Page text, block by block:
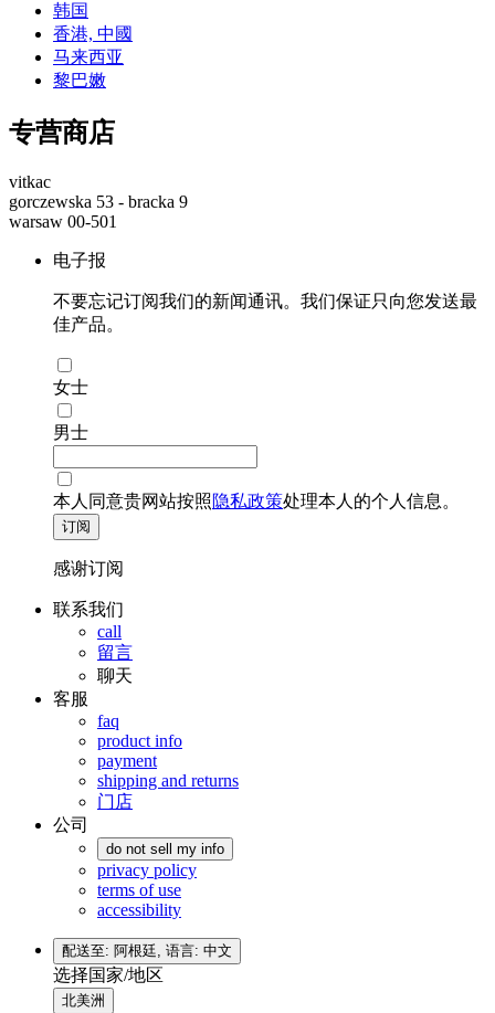
韩国
香港, 中國
马来西亚
黎巴嫩
专营商店
vitkac
gorczewska 53 - bracka 9
warsaw 00-501
电子报
不要忘记订阅我们的新闻通讯。我们保证只向您发送最
佳产品。
女士
男士
本人同意贵网站按照隐私政策处理本人的个人信息。
订阅
感谢订阅
联系我们
call
留言
聊天
客服
faq
product info
payment
shipping and returns
门店
公司
do not sell my info
privacy policy
terms of use
accessibility
配送至: 阿根廷, 语言: 中文
选择国家/地区
北美洲